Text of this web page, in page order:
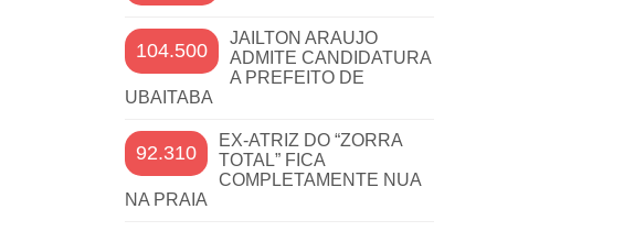
104.500
JAILTON ARAUJO
ADMITE CANDIDATURA
A PREFEITO DE
UBAITABA
92.310
EX-ATRIZ DO “ZORRA
TOTAL” FICA
COMPLETAMENTE NUA
NA PRAIA